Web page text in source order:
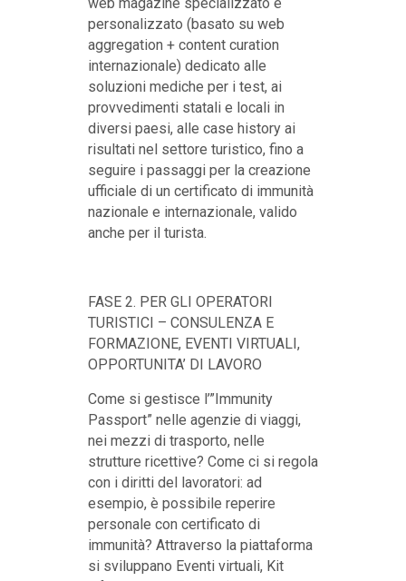
personalizzato (basato su web
aggregation + content curation
internazionale) dedicato alle
soluzioni mediche per i test, ai
provvedimenti statali e locali in
diversi paesi, alle case history ai
risultati nel settore turistico, fino a
seguire i passaggi per la creazione
ufficiale di un certificato di immunità
nazionale e internazionale, valido
anche per il turista.
FASE 2. PER GLI OPERATORI
TURISTICI – CONSULENZA E
FORMAZIONE, EVENTI VIRTUALI,
OPPORTUNITA’ DI LAVORO
Come si gestisce l’”Immunity
Passport” nelle agenzie di viaggi,
nei mezzi di trasporto, nelle
strutture ricettive? Come ci si regola
con i diritti del lavoratori: ad
esempio, è possibile reperire
personale con certificato di
immunità? Attraverso la piattaforma
si sviluppano Eventi virtuali, Kit